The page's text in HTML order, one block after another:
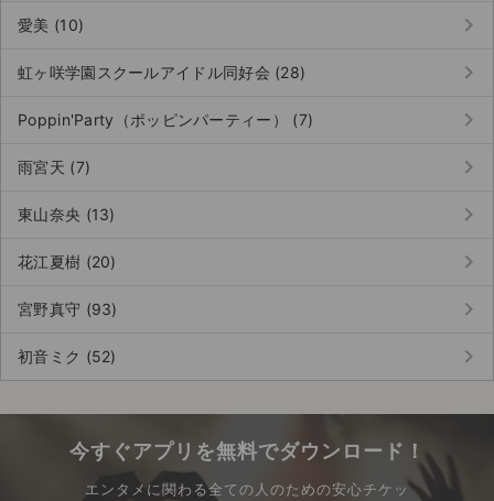
愛美 (10) keyboard_arrow_right
虹ヶ咲学園スクールアイドル同好会 (28) keyboard_arrow_right
Poppin'Party（ポッピンパーティー） (7) keyboard_arrow_right
雨宮天 (7) keyboard_arrow_right
東山奈央 (13) keyboard_arrow_right
花江夏樹 (20) keyboard_arrow_right
宮野真守 (93) keyboard_arrow_right
初音ミク (52) keyboard_arrow_right
今すぐアプリを無料でダウンロード！
エンタメに関わる全ての人のための安心チケッ